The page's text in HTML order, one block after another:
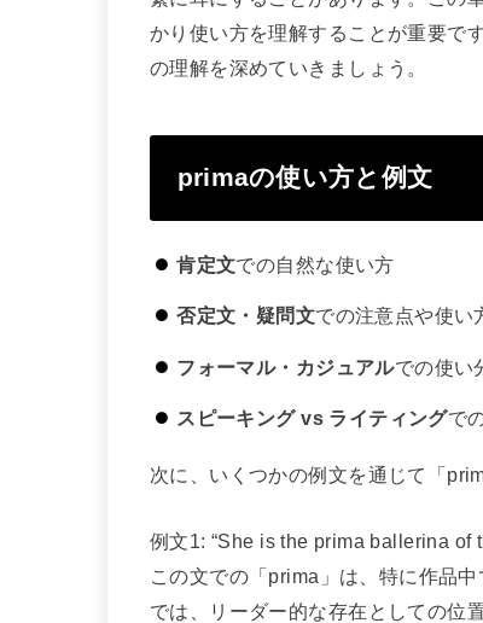
かり使い方を理解することが重要で
の理解を深めていきましょう。
primaの使い方と例文
肯定文での自然な使い方
否定文・疑問文での注意点や使い
フォーマル・カジュアルでの使い
スピーキング vs ライティングで
次に、いくつかの例文を通じて「
例文1: “She is the prima ballerina of
この文での「prima」は、特に作品
では、リーダー的な存在としての位